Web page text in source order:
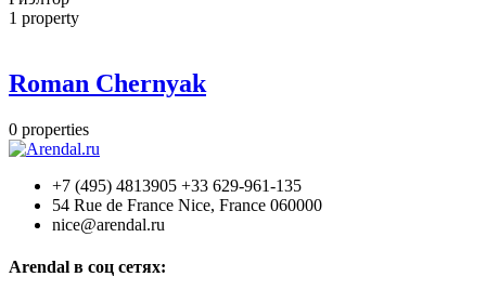
1 property
Roman Chernyak
0 properties
+7 (495) 4813905 +33 629-961-135
54 Rue de France Nice, France 060000
nice@arendal.ru
Arendal в соц сетях: